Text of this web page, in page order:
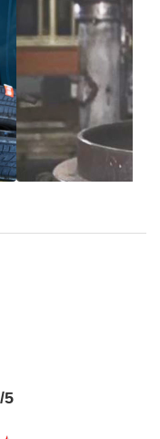
ー
/5